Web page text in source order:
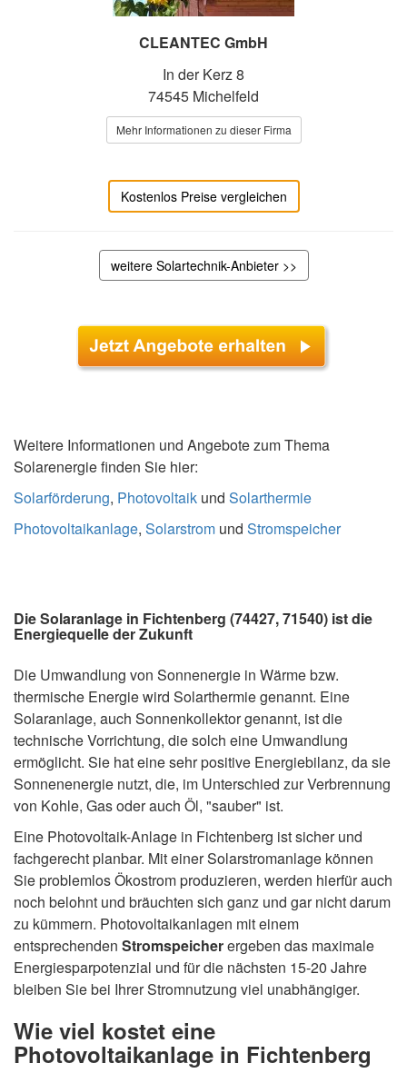
CLEANTEC GmbH
In der Kerz 8
74545 Michelfeld
Mehr Informationen zu dieser Firma
Kostenlos Preise vergleichen
weitere Solartechnik-Anbieter >>
Weitere Informationen und Angebote zum Thema
Solarenergie finden Sie hier:
Solarförderung, Photovoltaik und Solarthermie
Photovoltaikanlage, Solarstrom und Stromspeicher
Die Solaranlage in Fichtenberg (74427, 71540) ist die
Energiequelle der Zukunft
Die Umwandlung von Sonnenergie in Wärme bzw.
thermische Energie wird Solarthermie genannt. Eine
Solaranlage, auch Sonnenkollektor genannt, ist die
technische Vorrichtung, die solch eine Umwandlung
ermöglicht. Sie hat eine sehr positive Energiebilanz, da sie
Sonnenenergie nutzt, die, im Unterschied zur Verbrennung
von Kohle, Gas oder auch Öl, "sauber" ist.
Eine Photovoltaik-Anlage in Fichtenberg ist sicher und
fachgerecht planbar. Mit einer Solarstromanlage können
Sie problemlos Ökostrom produzieren, werden hierfür auch
noch belohnt und bräuchten sich ganz und gar nicht darum
zu kümmern. Photovoltaikanlagen mit einem
entsprechenden Stromspeicherergeben das maximale
Energiesparpotenzial und für die nächsten 15-20 Jahre
bleiben Sie bei Ihrer Stromnutzung viel unabhängiger.
Wie viel kostet eine
Photovoltaikanlage in Fichtenberg